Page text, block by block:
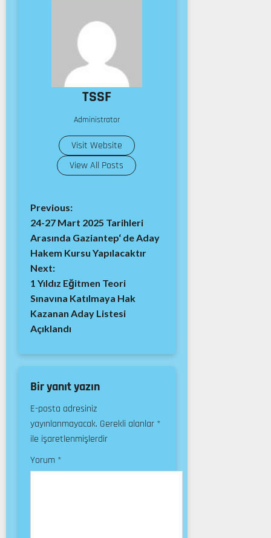
TSSF
Administrator
Visit Website
View All Posts
Previous:
24-27 Mart 2025 Tarihleri
Arasında Gaziantep‘ de Aday
Hakem Kursu Yapılacaktır
Next:
1 Yıldız Eğitmen Teori
Sınavına Katılmaya Hak
Kazanan Aday Listesi
Açıklandı
Bir yanıt yazın
E-posta adresiniz
yayınlanmayacak. Gerekli alanlar *
ile işaretlenmişlerdir
Yorum *